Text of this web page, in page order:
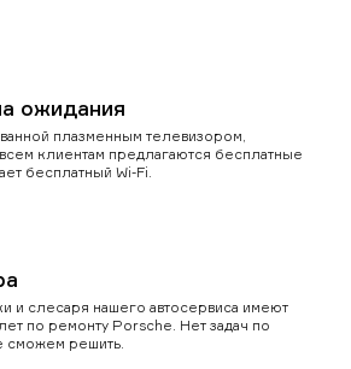
ожидания
плазменным телевизором,
клиентам предлагаются бесплатные
бесплатный Wi-Fi.
и слесаря нашего автосервиса имеют
по ремонту Porsche. Нет задач по
сможем решить.